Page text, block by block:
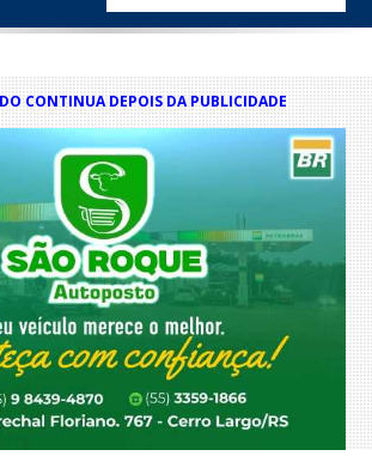
CONTINUA DEPOIS DA PUBLICIDADE